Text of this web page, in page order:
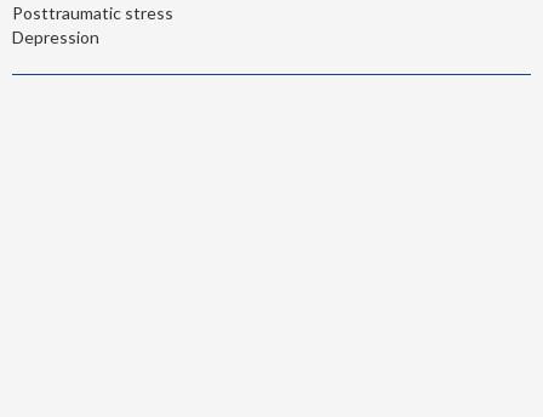
Posttraumatic stress
Depression